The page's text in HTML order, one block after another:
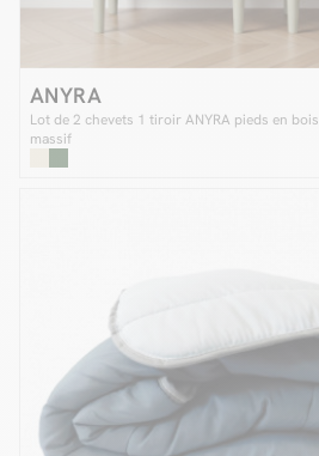
ANYRA
Lot de 2 chevets 1 tiroir ANYRA pieds en bois
massif